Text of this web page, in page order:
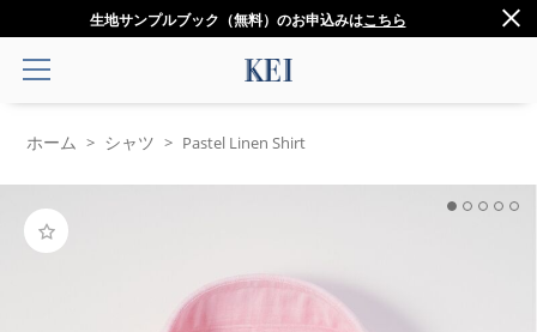
生地サンプルブック（無料）のお申込みはこちら
ホーム > シャツ > Pastel Linen Shirt